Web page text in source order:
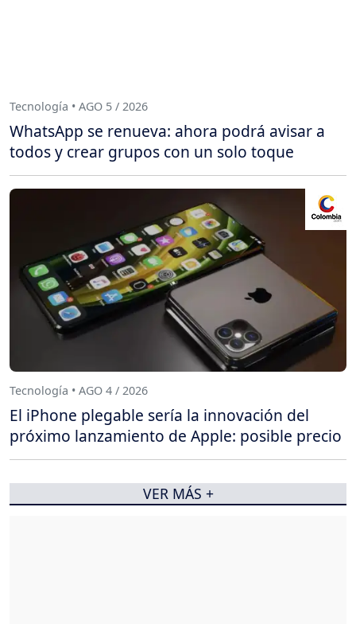
Tecnología • AGO 5 / 2026
WhatsApp se renueva: ahora podrá avisar a
todos y crear grupos con un solo toque
Tecnología • AGO 4 / 2026
El iPhone plegable sería la innovación del
próximo lanzamiento de Apple: posible precio
VER MÁS +